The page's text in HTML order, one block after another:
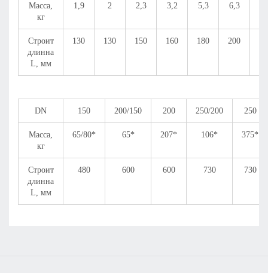
Масса,
кг
1,9 2 2,3 3,2 5,3 6,3
Строит
длинна
L, мм
130 130 150 160 180 200
DN 150 200/150 200 250/200 250
Масса,
кг
65/80* 65* 207* 106* 375*
Строит
длинна
L, мм
480 600 600 730 730